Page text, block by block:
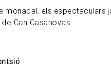
monacal, els espectaculars
Can Casanovas.